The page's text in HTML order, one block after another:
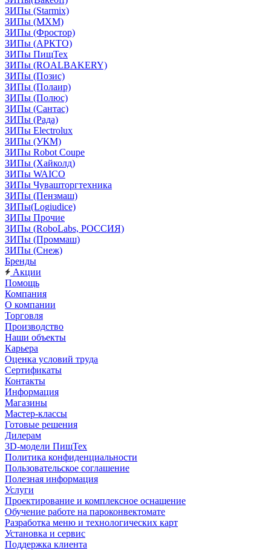
ЗИПы (Starmix)
ЗИПы (МХМ)
ЗИПы (Фростор)
ЗИПы (АРКТО)
ЗИПы ПищТех
ЗИПы (ROALBAKERY)
ЗИПы (Позис)
ЗИПы (Полаир)
ЗИПы (Полюс)
ЗИПы (Сантас)
ЗИПы (Рада)
ЗИПы Electrolux
ЗИПы (УКМ)
ЗИПы Robot Coupe
ЗИПы (Хайколд)
ЗИПы WAICO
ЗИПы Чувашторгтехника
ЗИПы (Пензмаш)
ЗИПы(Logiudice)
ЗИПы Прочие
ЗИПы (RoboLabs, РОССИЯ)
ЗИПы (Проммаш)
ЗИПы (Снеж)
Бренды
Акции
Помощь
Компания
О компании
Торговля
Производство
Наши объекты
Карьера
Оценка условий труда
Сертификаты
Контакты
Информация
Магазины
Мастер-классы
Готовые решения
Дилерам
3D-модели ПищТех
Политика конфиденциальности
Пользовательское соглашение
Полезная информация
Услуги
Проектирование и комплексное оснащение
Обучение работе на пароконвектомате
Разработка меню и технологических карт
Установка и сервис
Поддержка клиента